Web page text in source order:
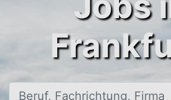
Beruf, Fachrichtung, Firma